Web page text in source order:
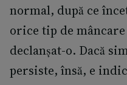
normal, după ce
orice tip de
declanșat-o. Dacă
persiste, însă, e